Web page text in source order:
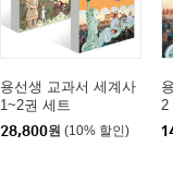
용선생 교과서 세계사
1~2권 세트
28,800원 (10% 할인)
2